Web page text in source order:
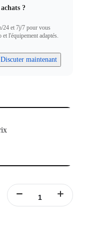
?
24 et 7j/7 pour vous
l'équipement adaptés.
Discuter maintenant